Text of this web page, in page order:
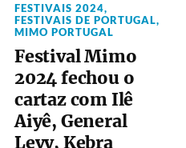
FESTIVAIS 2024,
FESTIVAIS DE PORTUGAL,
MIMO PORTUGAL
Festival Mimo
2024 fechou o
cartaz com Ilê
Aiyê, General
Levy, Kebra